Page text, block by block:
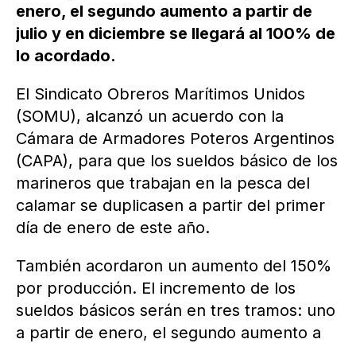
enero, el segundo aumento a partir de
julio y en diciembre se llegará al 100% de
lo acordado.
El Sindicato Obreros Marítimos Unidos
(SOMU), alcanzó un acuerdo con la
Cámara de Armadores Poteros Argentinos
(CAPA), para que los sueldos básico de los
marineros que trabajan en la pesca del
calamar se duplicasen a partir del primer
día de enero de este año.
También acordaron un aumento del 150%
por producción. El incremento de los
sueldos básicos serán en tres tramos: uno
a partir de enero, el segundo aumento a